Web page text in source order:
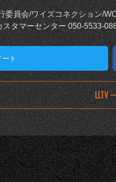
委員会/ワイズコネクション/
タマーセンター 050-5533-
ート
LLTV